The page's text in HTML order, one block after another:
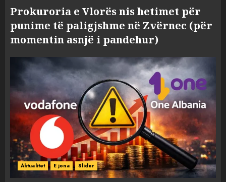
Prokuroria e Vlorës nis hetimet për
punime të paligjshme në Zvërnec (për
momentin asnjë i pandehur)
Aktualitet E jona Slider